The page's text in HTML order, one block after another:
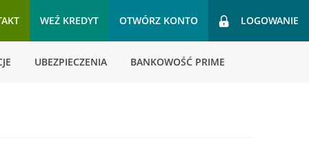
WEŹ KREDYT OTWÓRZ KONTO LOGOWANIE
UBEZPIECZENIA BANKOWOŚĆ PRIME